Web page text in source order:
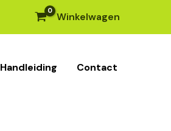
Winkelwagen
Handleiding Contact